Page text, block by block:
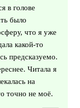
в голове
было
что я уже
какой‑то
предсказуемо.
Читала я
на
точно не моё.